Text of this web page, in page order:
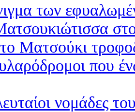
των
Ματσούκι
που
νομάδες